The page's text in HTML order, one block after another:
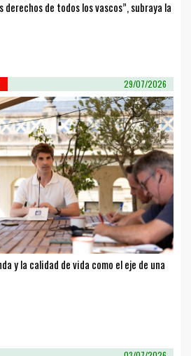
derechos de todos los vascos”, subraya la
29/07/2026
y la calidad de vida como el eje de una